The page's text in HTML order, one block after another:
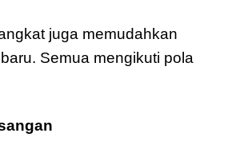
juga memudahkan
Semua mengikuti pola